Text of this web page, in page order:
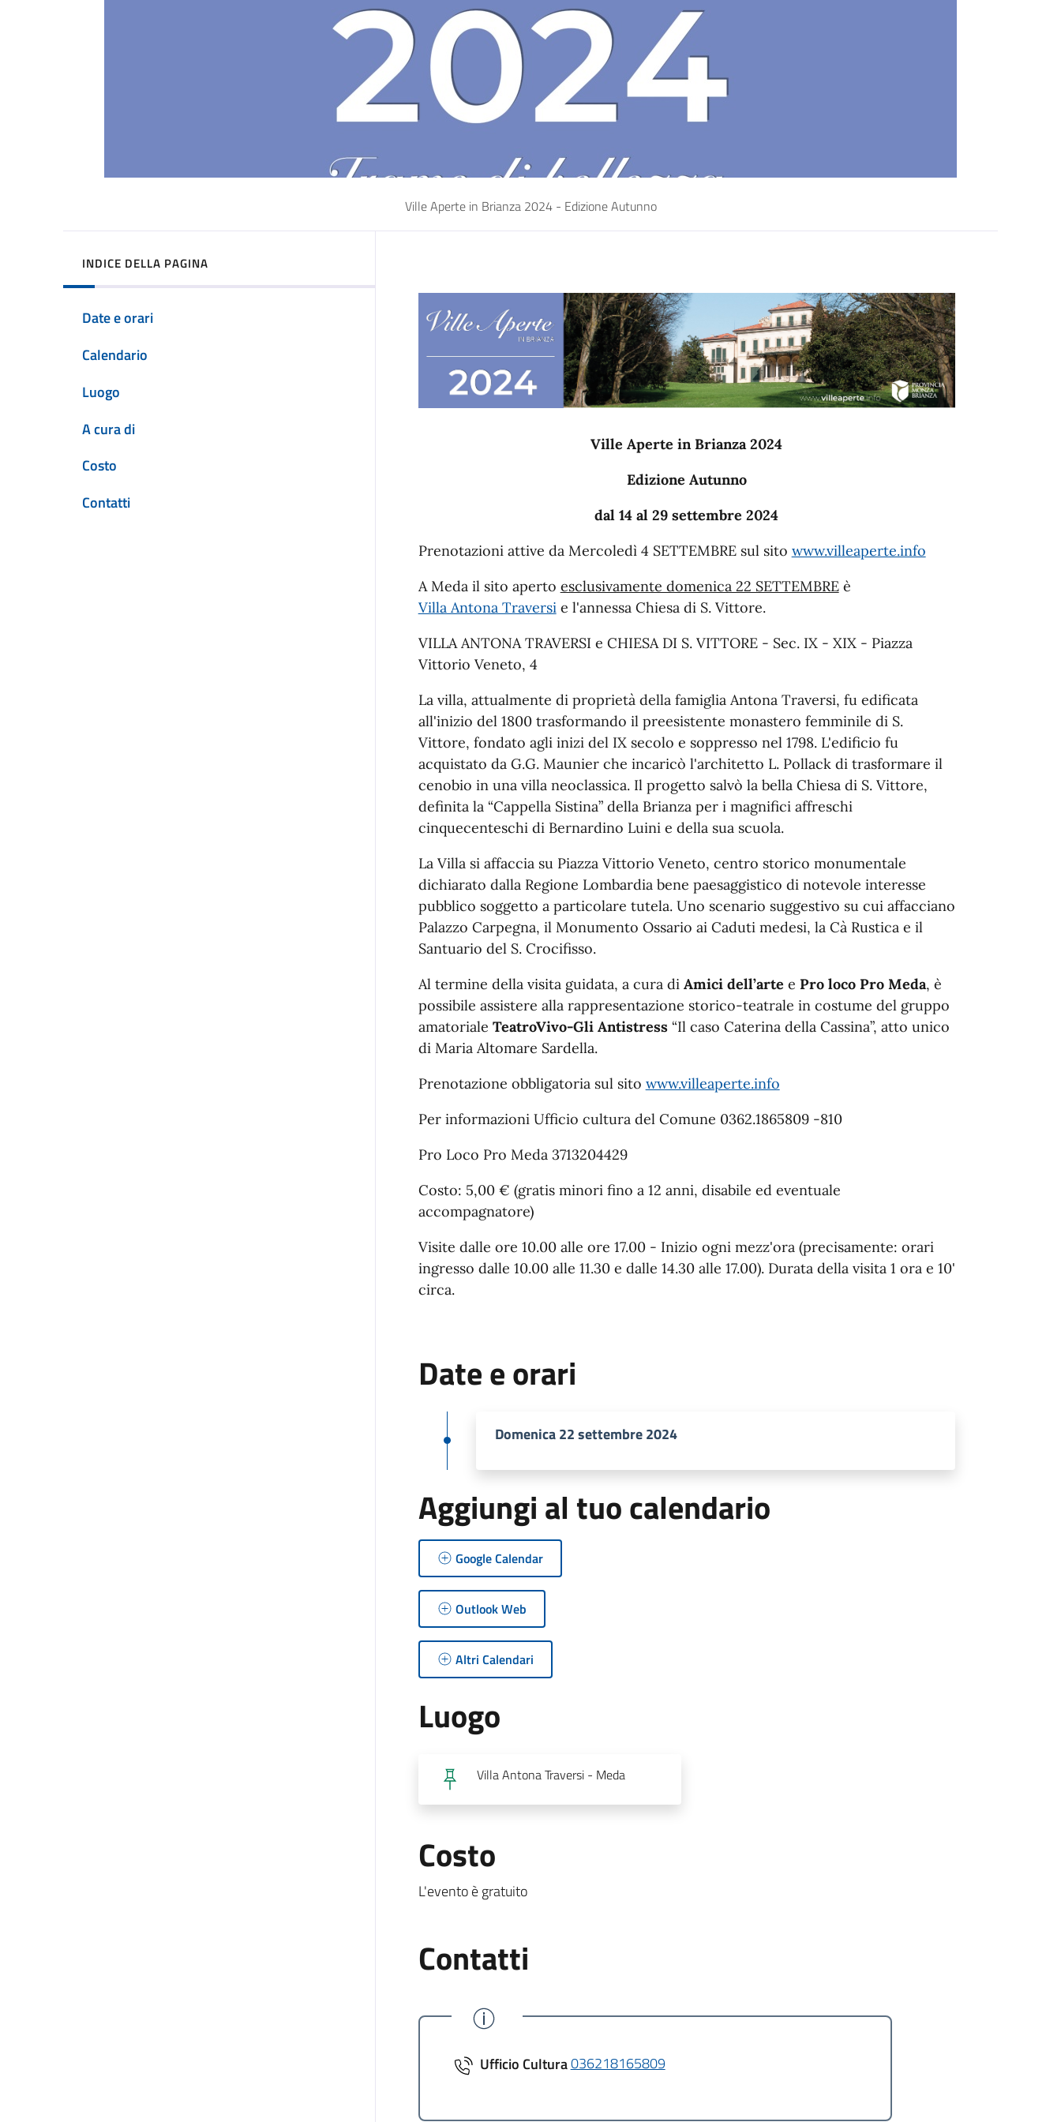
Ville Aperte in Brianza 2024 - Edizione Autunno
INDICE DELLA PAGINA
Date e orari
Calendario
Luogo
A cura di
Costo
Contatti
Ville Aperte in Brianza 2024
Edizione Autunno
dal 14 al 29 settembre 2024
Prenotazioni attive da Mercoledì 4 SETTEMBRE sul sito www.villeaperte.info
A Meda il sito aperto esclusivamente domenica 22 SETTEMBREè
Villa Antona Traversie l'annessa Chiesa di S. Vittore.
VILLA ANTONA TRAVERSI e CHIESA DI S. VITTORE - Sec. IX - XIX - Piazza
Vittorio Veneto, 4
La villa, attualmente di proprietà della famiglia Antona Traversi, fu edificata
all'inizio del 1800 trasformando il preesistente monastero femminile di S.
Vittore, fondato agli inizi del IX secolo e soppresso nel 1798. L'edificio fu
acquistato da G.G. Maunier che incaricò l'architetto L. Pollack di trasformare il
cenobio in una villa neoclassica. Il progetto salvò la bella Chiesa di S. Vittore,
definita la “Cappella Sistina” della Brianza per i magnifici affreschi
cinquecenteschi di Bernardino Luini e della sua scuola.
La Villa si affaccia su Piazza Vittorio Veneto, centro storico monumentale
dichiarato dalla Regione Lombardia bene paesaggistico di notevole interesse
pubblico soggetto a particolare tutela. Uno scenario suggestivo su cui affacciano
Palazzo Carpegna, il Monumento Ossario ai Caduti medesi, la Cà Rustica e il
Santuario del S. Crocifisso.
Al termine della visita guidata, a cura di Amici dell’arte e Pro loco Pro Meda, è
possibile assistere alla rappresentazione storico-teatrale in costume del gruppo
amatoriale TeatroVivo-Gli Antistress“Il caso Caterina della Cassina”, atto unico
di Maria Altomare Sardella.
Prenotazione obbligatoria sul sito www.villeaperte.info
Per informazioni Ufficio cultura del Comune 0362.1865809 -810
Pro Loco Pro Meda 3713204429
Costo: 5,00 € (gratis minori fino a 12 anni, disabile ed eventuale
accompagnatore)
Visite dalle ore 10.00 alle ore 17.00 - Inizio ogni mezz'ora (precisamente: orari
ingresso dalle 10.00 alle 11.30 e dalle 14.30 alle 17.00). Durata della visita 1 ora e 10'
circa.
Date e orari
Domenica 22 settembre 2024
Aggiungi al tuo calendario
Google Calendar
Outlook Web
Altri Calendari
Luogo
Villa Antona Traversi - Meda
Costo
L'evento è gratuito
Contatti
Ufficio Cultura036218165809